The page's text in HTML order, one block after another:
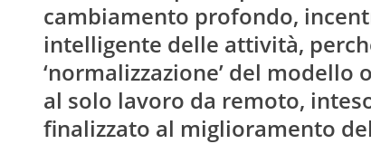
cambiamento profondo,
intelligente delle attività,
‘normalizzazione’ del
al solo lavoro da remoto,
finalizzato al miglioramento